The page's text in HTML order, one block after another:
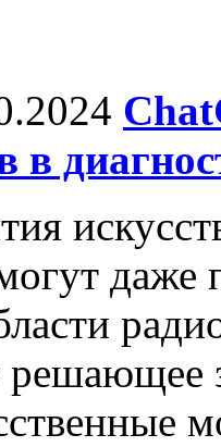
в
даже
решающее